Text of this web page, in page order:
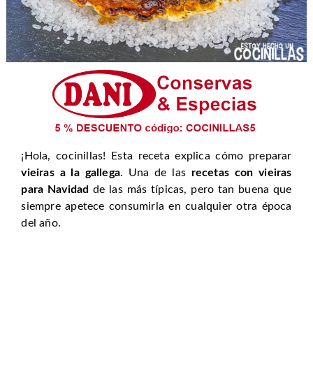
¡Hola, cocinillas! Esta receta explica cómo preparar
vieiras a la gallega. Una de las recetas con vieiras
para Navidad de las más típicas, pero tan buena que
siempre apetece consumirla en cualquier otra época
del año.